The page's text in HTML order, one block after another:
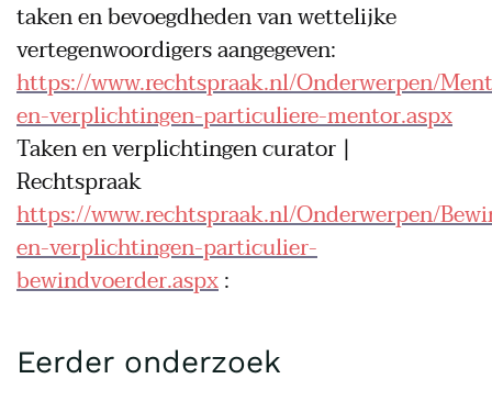
taken en bevoegdheden van wettelijke
vertegenwoordigers aangegeven:
https://www.rechtspraak.nl/Onderwerpen/
en-verplichtingen-particuliere-mentor.aspx
Taken en verplichtingen curator |
Rechtspraak
https://www.rechtspraak.nl/Onderwerpen/
en-verplichtingen-particulier-
bewindvoerder.aspx:
Eerder onderzoek